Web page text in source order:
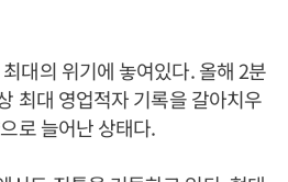
대의 위기에 놓여있다. 올해 2분
최대 영업적자 기록을 갈아치우
로 늘어난 상태다.